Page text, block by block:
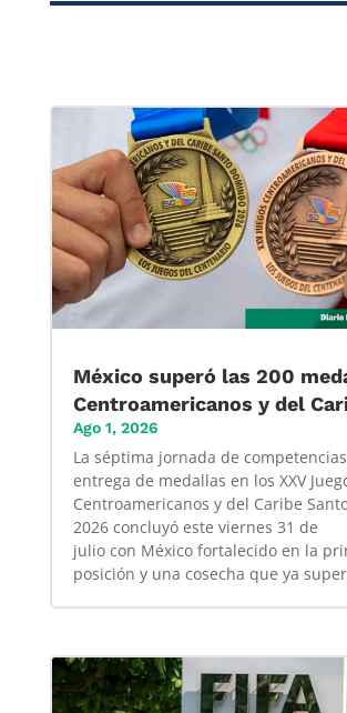
México superó las 200
Centroamericanos y del
Ago 1, 2026
La séptima jornada de
entrega de medallas en los XXV
Centroamericanos y del Caribe
2026 concluyó este viernes 31 de
julio con México fortalecido en la
posición y una cosecha que ya